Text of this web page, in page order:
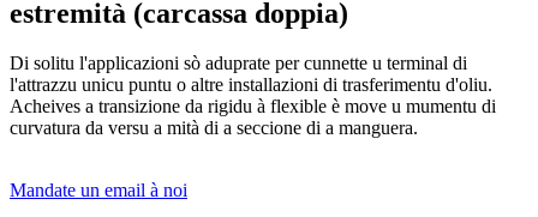
estremità (carcassa doppia)
Di solitu l'applicazioni sò aduprate per cunnette u terminal di
l'attrazzu unicu puntu o altre installazioni di trasferimentu d'oliu.
Acheives a transizione da rigidu à flexible è move u mumentu di
curvatura da versu a mità di a seccione di a manguera.
Mandate un email à noi